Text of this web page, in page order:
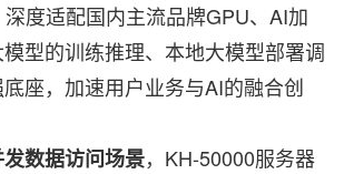
度适配国内主流品牌GPU、AI加
型的训练推理、本地大模型部署调
座，加速用户业务与AI的融合创
数据访问场景，KH-50000服务器